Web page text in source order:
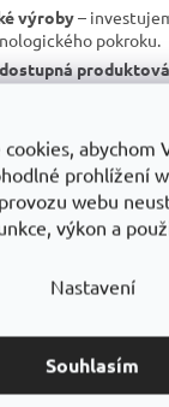
cookies, abychom
prohlížení
webu
výkon a
Nastavení
Souhlasím
výroby–
pokroku.
vaše skladové
nejen
dlouhodobé
pro firmu
větší
vám
vhodného řešení.